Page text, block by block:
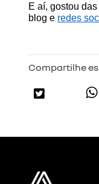
E aí, gostou
blog e redes
Compartilhe